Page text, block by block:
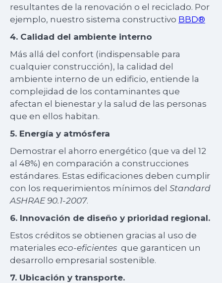
resultantes de la renovación o el reciclado. Por
ejemplo, nuestro sistema constructivo BBD®
4. Calidad del ambiente interno
Más allá del confort (indispensable para
cualquier construcción), la calidad del
ambiente interno de un edificio, entiende la
complejidad de los contaminantes que
afectan el bienestar y la salud de las personas
que en ellos habitan.
5. Energía y atmósfera
Demostrar el ahorro energético (que va del 12
al 48%) en comparación a construcciones
estándares. Estas edificaciones deben cumplir
con los requerimientos mínimos del Standard
ASHRAE 90.1-2007.
6. Innovación de diseño y prioridad regional.
Estos créditos se obtienen gracias al uso de
materiales eco-eficientes que garanticen un
desarrollo empresarial sostenible.
7. Ubicación y transporte.